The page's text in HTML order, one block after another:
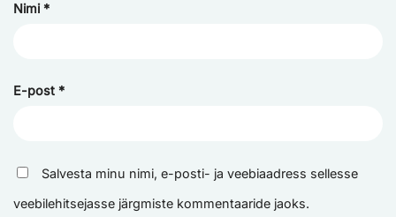
Nimi *
E-post *
Salvesta minu nimi, e-posti- ja veebiaadress sellesse
veebilehitsejasse järgmiste kommentaaride jaoks.